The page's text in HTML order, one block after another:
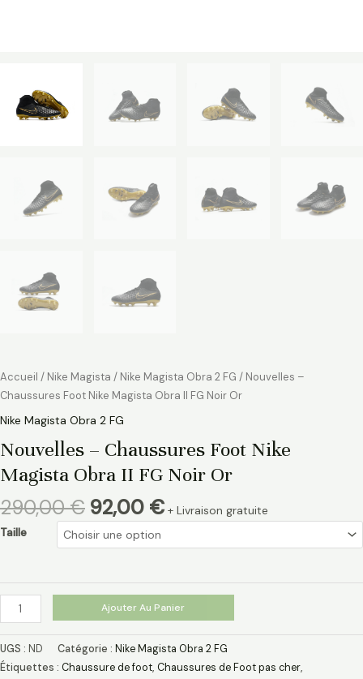
Accueil / Nike Magista / Nike Magista Obra 2 FG / Nouvelles –
Chaussures Foot Nike Magista Obra II FG Noir Or
Nike Magista Obra 2 FG
Nouvelles – Chaussures Foot Nike
Magista Obra II FG Noir Or
290,00€ 92,00 € + Livraison gratuite
Taille
Ajouter Au Panier
UGS : ND Catégorie : Nike Magista Obra 2 FG
Étiquettes : Chaussure de foot, Chaussures de Foot pas cher,